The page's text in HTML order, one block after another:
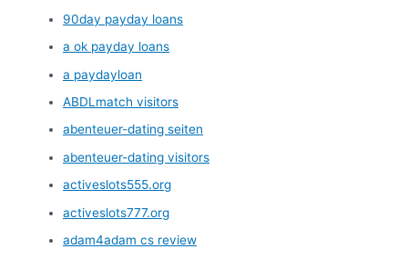
90day payday loans
a ok payday loans
a paydayloan
ABDLmatch visitors
abenteuer-dating seiten
abenteuer-dating visitors
activeslots555.org
activeslots777.org
adam4adam cs review